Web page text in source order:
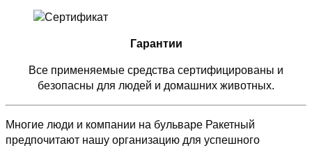
Гарантии
Все применяемые средства сертифицированы и
безопасны для людей и домашних животных.
Многие люди и компании на бульваре Ракетный
предпочитают нашу организацию для успешного